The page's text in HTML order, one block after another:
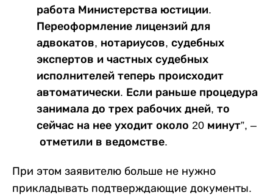
работа Министерства юстиции.
Переоформление лицензий для
адвокатов, нотариусов, судебных
экспертов и частных судебных
исполнителей теперь происходит
автоматически. Если раньше процедура
занимала до трех рабочих дней, то
сейчас на нее уходит около 20 минут”, –
отметили в ведомстве.
При этом заявителю больше не нужно
прикладывать подтверждающие документы.